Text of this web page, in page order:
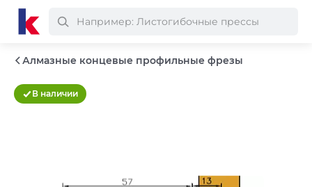
Алмазные концевые профильные фрезы
В наличии